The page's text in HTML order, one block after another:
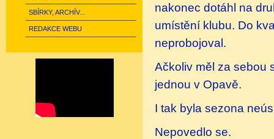
SBÍRKY, ARCHÍV...
REDAKCE WEBU
nakonec dotáhl na
umístění klubu. Do
neprobojoval.
Ačkoliv měl za sebou
jednou v Opavě.
I tak byla sezona
Nepovedlo se.